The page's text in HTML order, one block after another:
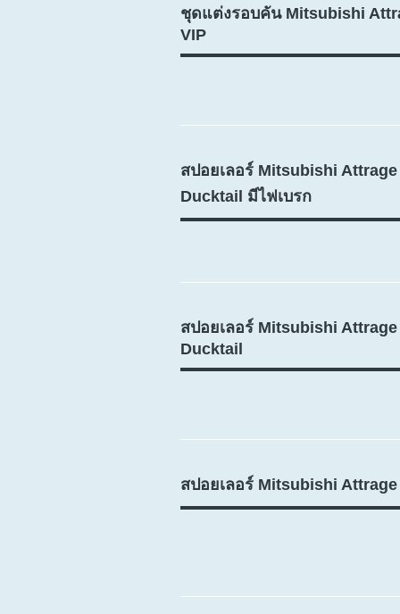
ชุดแต่งรอบคัน Mitsubishi
VIP
สปอยเลอร์ Mitsubishi
Ducktail มีไฟเบรก
สปอยเลอร์ Mitsubishi
Ducktail
สปอยเลอร์ Mitsubishi Attrage